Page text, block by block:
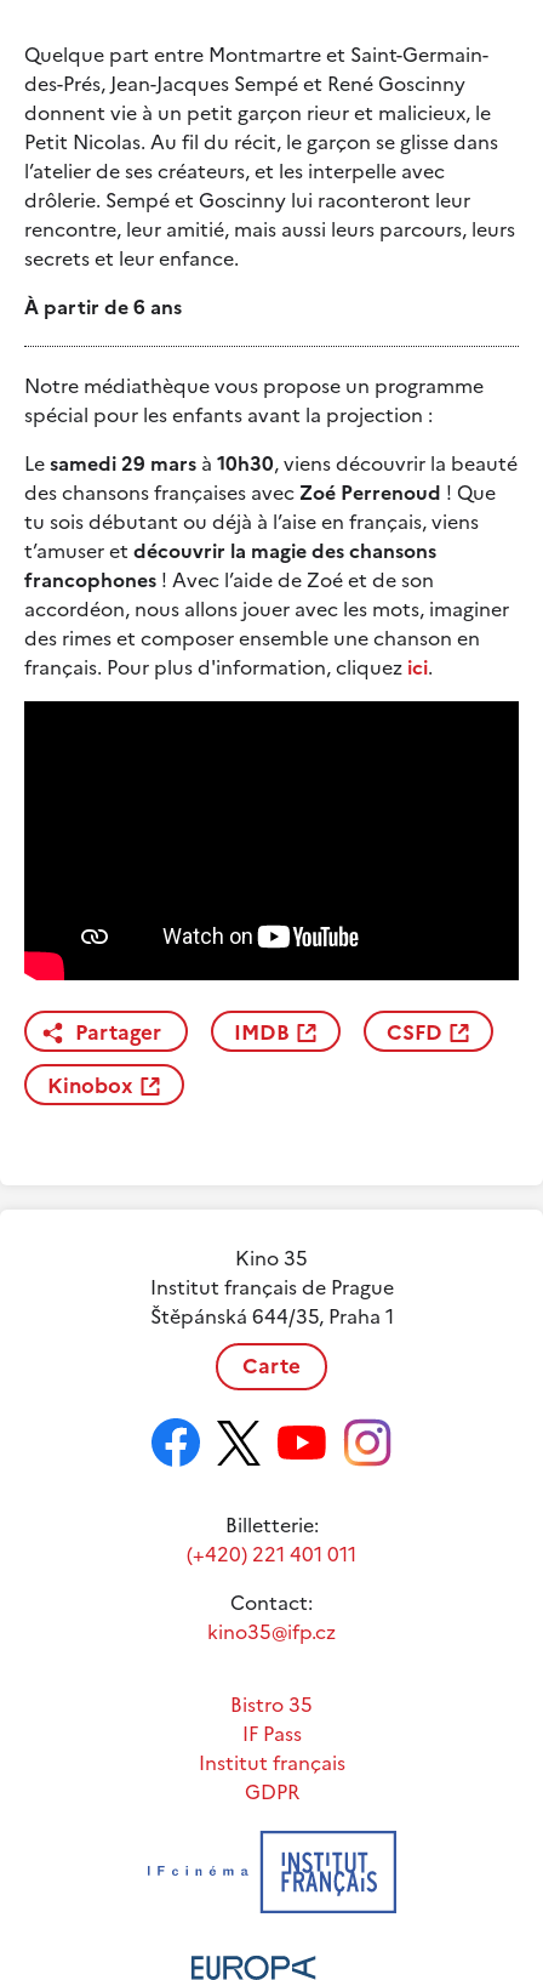
Quelque part entre Montmartre et Saint-Germain-
des-Prés, Jean-Jacques Sempé et René Goscinny
donnent vie à un petit garçon rieur et malicieux, le
Petit Nicolas. Au fil du récit, le garçon se glisse dans
l’atelier de ses créateurs, et les interpelle avec
drôlerie. Sempé et Goscinny lui raconteront leur
rencontre, leur amitié, mais aussi leurs parcours, leurs
secrets et leur enfance.
À partir de 6 ans
Notre médiathèque vous propose un programme
spécial pour les enfants avant la projection :
Lesamedi 29 mars à 10h30, viens découvrir la beauté
des chansons françaises avec Zoé Perrenoud ! Que
tu sois débutant ou déjà à l’aise en français, viens
t’amuser et découvrir la magie des chansons
francophones ! Avec l’aide de Zoé et de son
accordéon, nous allons jouer avec les mots, imaginer
des rimes et composer ensemble une chanson en
français. Pour plus d'information, cliquez ici.
Partager IMDB
CSFD
Kinobox
Kino 35
Institut français de Prague
Štěpánská 644/35, Praha 1
Carte
Billetterie:
(+420) 221 401 011
Contact:
kino35@ifp.cz
Bistro 35
IF Pass
Institut français
GDPR